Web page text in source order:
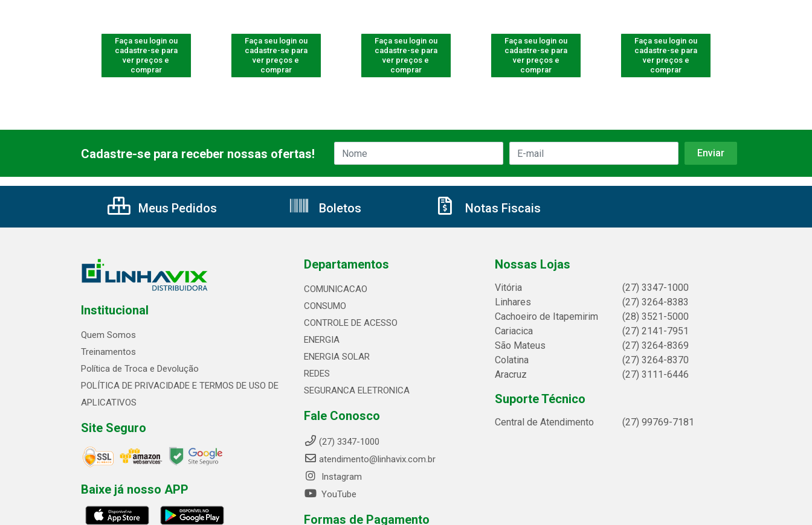
Faça seu login ou
cadastre-se para
ver preços e
comprar
Faça seu login ou
cadastre-se para
ver preços e
comprar
Faça seu login ou
cadastre-se para
ver preços e
comprar
Faça seu login ou
cadastre-se para
ver preços e
comprar
Faça seu login ou
cadastre-se para
ver preços e
comprar
Cadastre-se para receber nossas ofertas!
Meus Pedidos Boletos Notas Fiscais
Institucional
Quem Somos
Treinamentos
Política de Troca e Devolução
POLÍTICA DE PRIVACIDADE E TERMOS DE USO DE
APLICATIVOS
Site Seguro
Baixe já nosso APP
Departamentos
COMUNICACAO
CONSUMO
CONTROLE DE ACESSO
ENERGIA
ENERGIA SOLAR
REDES
SEGURANCA ELETRONICA
Fale Conosco
(27) 3347-1000
atendimento@linhavix.com.br
Instagram
YouTube
Formas de Pagamento
Nossas Lojas
Vitória
(27) 3347-1000
Linhares
(27) 3264-8383
Cachoeiro de Itapemirim
(28) 3521-5000
Cariacica
(27) 2141-7951
São Mateus
(27) 3264-8369
Colatina
(27) 3264-8370
Aracruz
(27) 3111-6446
Suporte Técnico
Central de Atendimento (27) 99769-7181